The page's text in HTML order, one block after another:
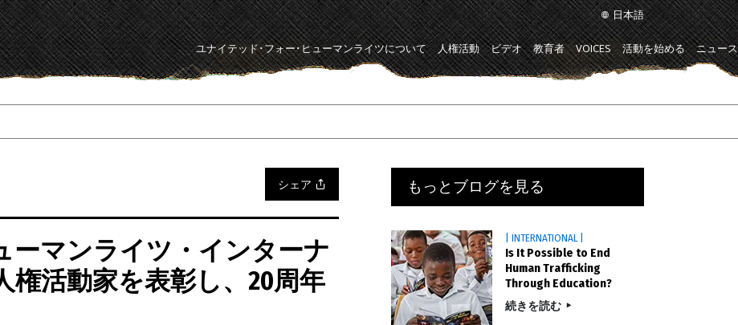
日本語
ユナイテッド･フォー･ヒューマンライツについて 人権活動 ビデオ 教育者 VOICES 活動を始める ニュース
シェア
ーマンライツ・インターナ
権活動家を表彰し、20周年
もっとブログを見る
| INTERNATIONAL |
Is It Possible to End
Human Trafficking
Through Education?
続きを読む